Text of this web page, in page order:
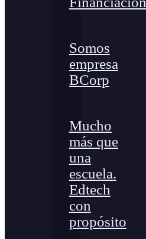
Somos
empresa
BCorp
Mucho
más que
una
escuela.
Edtech
con
propósito